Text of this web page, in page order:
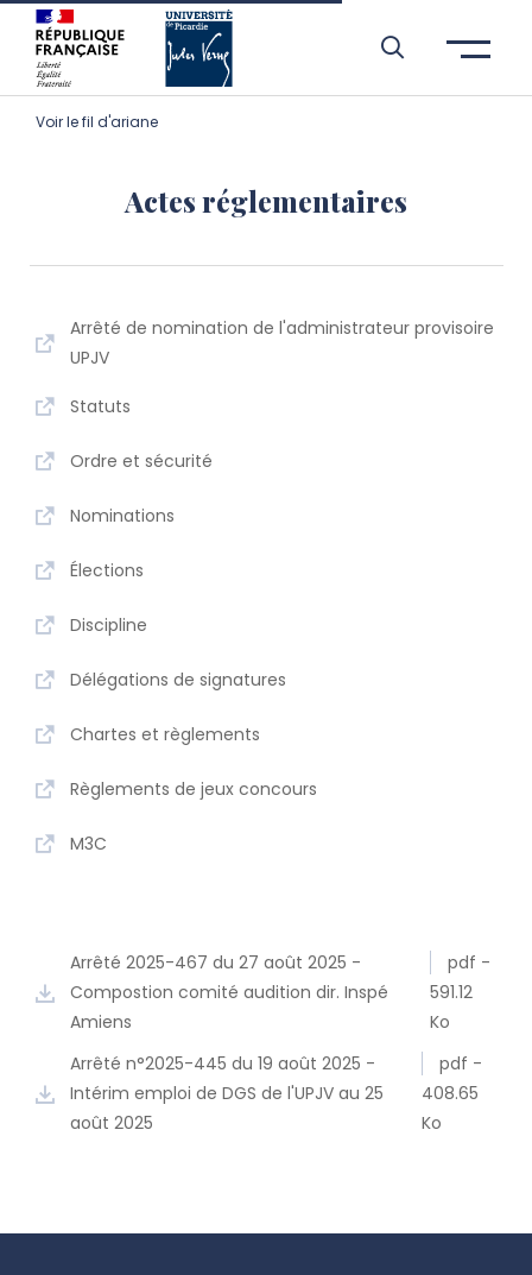
Aller à l’entête de page
Aller au menu principale
Aller au contenu principal
Aller à la recherche
Passer aux cookies
Aller au pied de page
Voir le fil d'ariane
Actes réglementaires
Arrêté de nomination de l'administrateur provisoire
UPJV
Statuts
Ordre et sécurité
Nominations
Élections
Discipline
Délégations de signatures
Chartes et règlements
Règlements de jeux concours
M3C
Arrêté 2025-467 du 27 août 2025 -
Compostion comité audition dir. Inspé
Amiens
pdf -
591.12
Ko
Arrêté n°2025-445 du 19 août 2025 -
Intérim emploi de DGS de l'UPJV au 25
août 2025
pdf -
408.65
Ko